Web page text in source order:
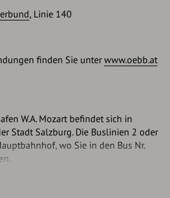
einen Besuch wert. Zurück nach
Sie über das Hochfeld vorbei am
Alm, die mit guter Küche zur
können Sie in den
km) einbiegen (Weg 30) und in
Fuschl wandern.
, Linie 140
finden Sie unterwww.oebb.at
W.A. Mozart befindet sich in
Stadt Salzburg. Die Buslinien 2 oder
wo Sie in den Bus Nr.